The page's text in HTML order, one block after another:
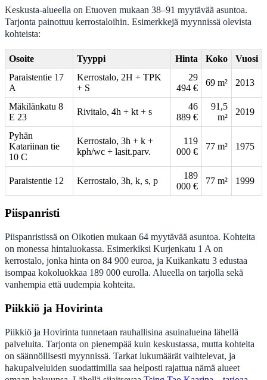
Keskusta-alueella on Etuoven mukaan 38–91 myytävää asuntoa.
Tarjonta painottuu kerrostaloihin. Esimerkkejä myynnissä olevista
kohteista:
Osoite Tyyppi Hinta Koko
Vuosi
Paraistentie 17
A
Kerrostalo, 2H + TPK
+ S
29
494 €
69 m² 2013
Mäkilänkatu 8
E 23
Rivitalo, 4h + kt + s
46
889 €
91,5
m²
2019
Pyhän
Katariinan tie
10 C
Kerrostalo, 3h + k +
kph/wc + lasit.parv.
119
000 €
77 m² 1975
Paraistentie 12 Kerrostalo, 3h, k, s, p
189
000 €
77 m² 1999
Piispanristi
Piispanristissä on Oikotien mukaan 64 myytävää asuntoa. Kohteita
on monessa hintaluokassa. Esimerkiksi Kurjenkatu 1 A on
kerrostalo, jonka hinta on 84 900 euroa, ja Kuikankatu 3 edustaa
isompaa kokoluokkaa 189 000 eurolla. Alueella on tarjolla sekä
vanhempia että uudempia kohteita.
Piikkiö ja Hovirinta
Piikkiö ja Hovirinta tunnetaan rauhallisina asuinalueina lähellä
palveluita. Tarjonta on pienempää kuin keskustassa, mutta kohteita
on säännöllisesti myynnissä. Tarkat lukumäärät vaihtelevat, ja
hakupalveluiden suodattimilla saa helposti rajattua nämä alueet